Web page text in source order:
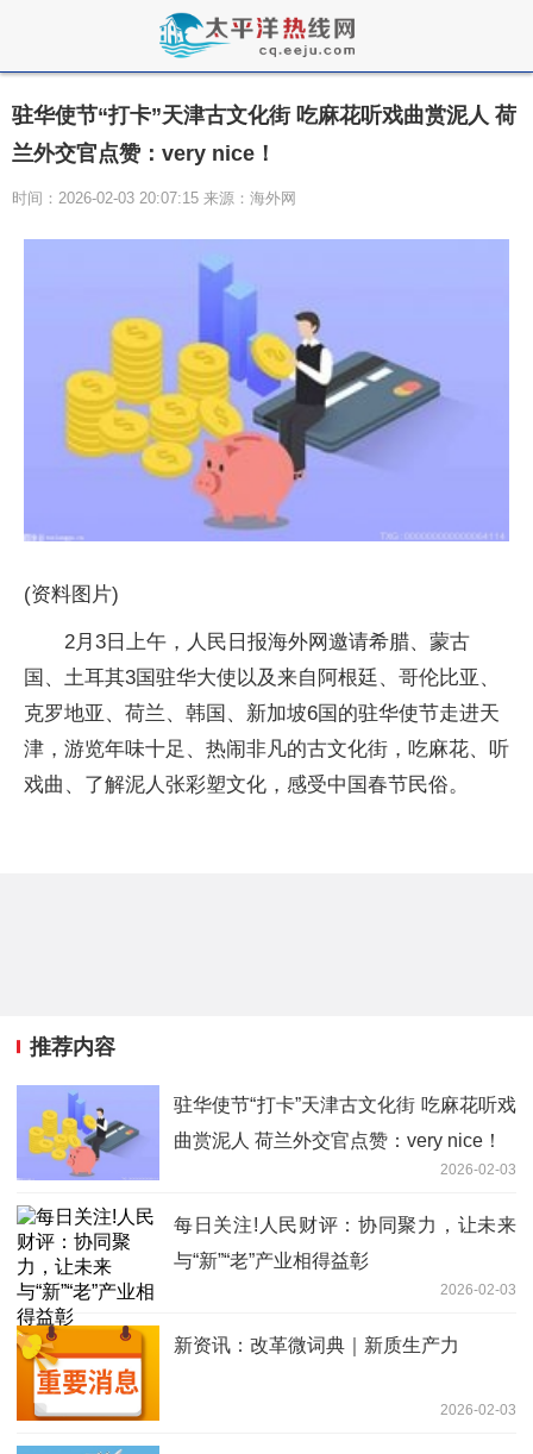
驻华使节“打卡”天津古文化街 吃麻花听戏曲赏泥人 荷
兰外交官点赞：very nice！
时间：2026-02-03 20:07:15 来源：海外网
(资料图片)
2月3日上午，人民日报海外网邀请希腊、蒙古
国、土耳其3国驻华大使以及来自阿根廷、哥伦比亚、
克罗地亚、荷兰、韩国、新加坡6国的驻华使节走进天
津，游览年味十足、热闹非凡的古文化街，吃麻花、听
戏曲、了解泥人张彩塑文化，感受中国春节民俗。
推荐内容
驻华使节“打卡”天津古文化街 吃麻花听戏
曲赏泥人 荷兰外交官点赞：very nice！
2026-02-03
每日关注!人民财评：协同聚力，让未来
与“新”“老”产业相得益彰
2026-02-03
新资讯：改革微词典｜新质生产力
2026-02-03